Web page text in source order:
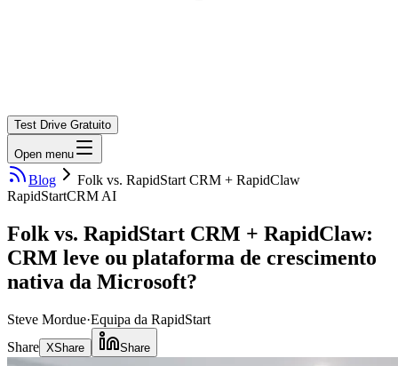
Test Drive Gratuito
Open menu
Blog
Folk vs. RapidStart CRM + RapidClaw
RapidStartCRM AI
Folk vs. RapidStart CRM + RapidClaw:
CRM leve ou plataforma de crescimento
nativa da Microsoft?
Steve Mordue·Equipa da RapidStart
Share XShare Share